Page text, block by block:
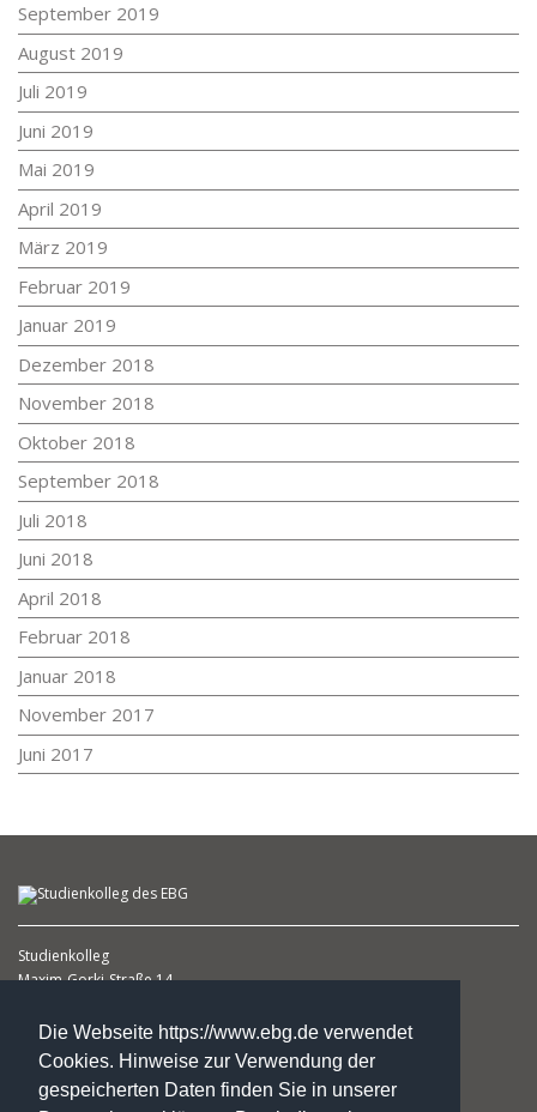
Die Webseite https://www.ebg.de verwendet
Cookies. Hinweise zur Verwendung der
gespeicherten Daten finden Sie in unserer
September 2019
August 2019
Juli 2019
Juni 2019
Mai 2019
April 2019
März 2019
Februar 2019
Januar 2019
Dezember 2018
November 2018
Oktober 2018
September 2018
Juli 2018
Juni 2018
April 2018
Februar 2018
Januar 2018
November 2017
Juni 2017
Studienkolleg
Maxim-Gorki-Straße 14
(1. Etage )
Leiterin